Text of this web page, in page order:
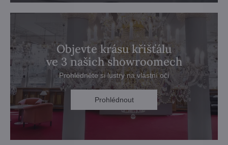
Objevte krásu křišťálu
ve 3 našich showroomech
Prohlédněte si lustry na vlastní oči
Prohlédnout